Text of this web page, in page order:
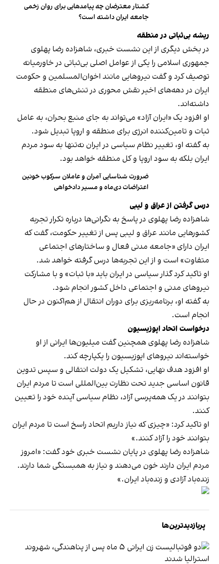
کشتار معترضان چه پیامدهایی برای روان زخمی
جامعه ایران داشته است؟
ریشه بی‌ثباتی در منطقه
در بخش دیگری از این نشست خبری، شاهزاده رضا پهلوی
جمهوری اسلامی را یکی از عوامل اصلی بی‌ثباتی در خاورمیانه
توصیف کرد و گفت نیروهایی مانند اخوان‌المسلمین و حکومت
ایران در دهه‌های اخیر نقش محوری در تنش‌های منطقه
داشته‌اند.
او افزود یک «ایران آزاد» می‌تواند به جای منبع بحران، به عامل
ثبات و تامین‌کننده انرژی برای منطقه و اروپا تبدیل شود.
به گفته او، تغییر نظام سیاسی در ایران نه‌تنها به سود مردم
ایران بلکه به سود اروپا و کل منطقه خواهد بود.
ضرورت شناسایی آمران و عاملان سرکوب خونین
اعتراضات دی‌ماه و مسیر دادخواهی
درس گرفتن از عراق و لیبی
شاهزاده رضا پهلوی در پاسخ به نگرانی‌ها درباره تکرار تجربه
کشورهایی مانند عراق و لیبی پس از تغییر حکومت، گفت که
ایران دارای «جامعه مدنی فعال و ساختارهای اجتماعی
متفاوت» است و از این تجربه‌ها درس گرفته خواهد شد.
او تاکید کرد گذار سیاسی در ایران باید «با ثبات» و با مشارکت
نیروهای مدنی و اجتماعی داخل کشور انجام شود.
به گفته او، برنامه‌ریزی برای دوران انتقال از هم‌اکنون در حال
انجام است.
درخواست اتحاد اپوزیسیون
شاهزاده رضا پهلوی همچنین گفت میلیون‌ها ایرانی از او
خواسته‌اند نیروهای اپوزیسیون را یکپارچه کند.
او افزود هدف نهایی، تشکیل یک دولت انتقالی و سپس تدوین
قانون اساسی جدید تحت نظارت بین‌المللی است تا مردم ایران
بتوانند در یک همه‌پرسی آزاد، نظام سیاسی آینده خود را تعیین
کنند.
او تاکید کرد: «چیزی که نیاز داریم اتحاد راسخ است تا مردم ایران
بتوانند خود را آزاد کنند.»
شاهزاده رضا پهلوی در پایان نشست خبری خود گفت: «امروز
مردم ایران دارند خون می‌دهند و نیاز به همبستگی شما دارند.
زنده‌باد آزادی و زنده‌باد ایران.»
پربازدیدترین‌ها